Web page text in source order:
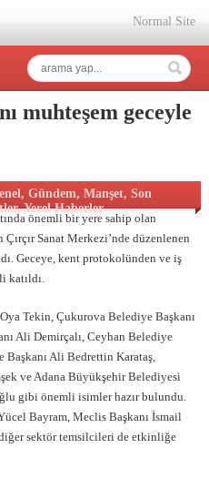
Normal Site
muhteşem geceyle
, Gündem, Manşet, Son
,Yerel Haberler
önemli bir yere sahip olan
Sanat Merkezi’nde düzenlenen
Geceye, kent protokolünden ve iş
katıldı.
Tekin, Çukurova Belediye Başkanı
Ali Demirçalı, Ceyhan Belediye
Başkanı Ali Bedrettin Karataş,
ve Adana Büyükşehir Belediyesi
gibi önemli isimler hazır bulundu.
Bayram, Meclis Başkanı İsmail
sektör temsilcileri de etkinliğe